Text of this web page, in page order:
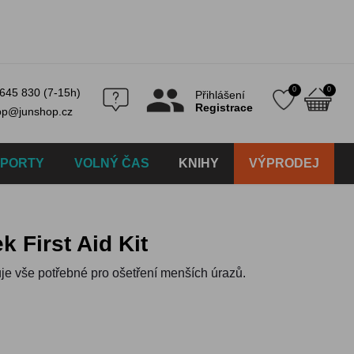
830 (7-15h)
Přihlášení
Registrace
0 0
VOLNÝ ČAS KNIHY VÝPRODEJ
First Aid Kit
vše potřebné pro ošetření menších úrazů.